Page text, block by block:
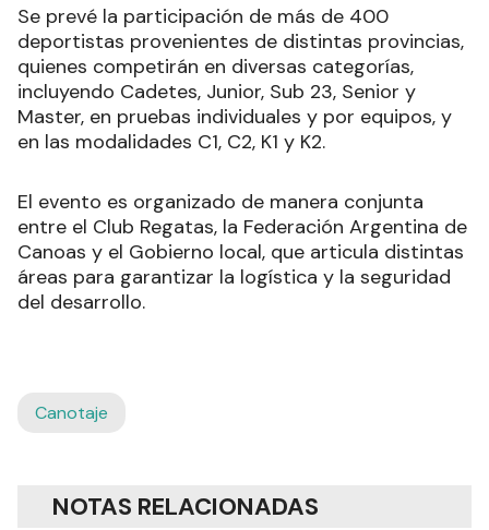
Se prevé la participación de más de 400
deportistas provenientes de distintas provincias,
quienes competirán en diversas categorías,
incluyendo Cadetes, Junior, Sub 23, Senior y
Master, en pruebas individuales y por equipos, y
en las modalidades C1, C2, K1 y K2.
El evento es organizado de manera conjunta
entre el Club Regatas, la Federación Argentina de
Canoas y el Gobierno local, que articula distintas
áreas para garantizar la logística y la seguridad
del desarrollo.
Canotaje
NOTAS RELACIONADAS